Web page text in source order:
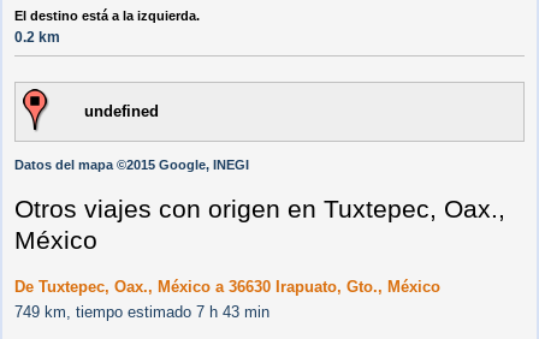
El destino está a la izquierda.
0.2 km
undefined
Datos del mapa ©2015 Google, INEGI
Otros viajes con origen en Tuxtepec, Oax.,
México
De Tuxtepec, Oax., México a 36630 Irapuato, Gto., México
749 km, tiempo estimado 7 h 43 min